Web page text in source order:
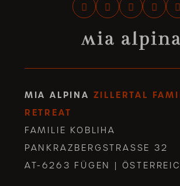
MIA ALPINA ZILLERTAL
RETREAT
FAMILIE KOBLIHA
PANKRAZBERGSTRASSE 32
AT-6263 FÜGEN |